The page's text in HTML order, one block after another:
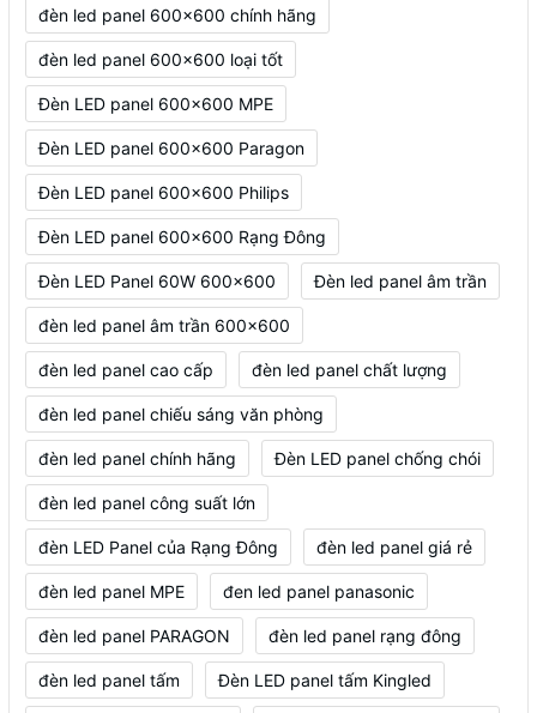
đèn led panel 600x600 chính hãng
đèn led panel 600x600 loại tốt
Đèn LED panel 600x600 MPE
Đèn LED panel 600x600 Paragon
Đèn LED panel 600x600 Philips
Đèn LED panel 600x600 Rạng Đông
Đèn LED Panel 60W 600x600 Đèn led panel âm trần
đèn led panel âm trần 600x600
đèn led panel cao cấp đèn led panel chất lượng
đèn led panel chiếu sáng văn phòng
đèn led panel chính hãng Đèn LED panel chống chói
đèn led panel công suất lớn
đèn LED Panel của Rạng Đông đèn led panel giá rẻ
đèn led panel MPE đen led panel panasonic
đèn led panel PARAGON đèn led panel rạng đông
đèn led panel tấm Đèn LED panel tấm Kingled